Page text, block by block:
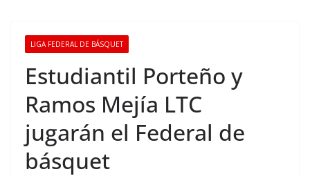
LIGA FEDERAL DE BÁSQUET
Estudiantil Porteño y
Ramos Mejía LTC
jugarán el Federal de
básquet